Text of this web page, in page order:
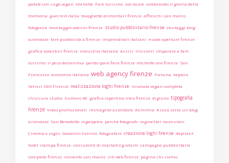
patate con sugo vegan etichette Fare turismo seo locale celebrando il giorno della
memoria guerre d italia tovagliette alimentari firenze affreschi san marco
fotogenia montaggio adesivi firenze studio pubblicitario firenze Vantaggi blog
aziendale fare pubblicità a firenze imprenditori italiani nuove aperture firenze
grafica volantini firenze industria italiana Assisi illusioni Imparare a fare
turismo il peso dellanima partecipare fiera firenze etichette olio firenze San
Francesco economia italiana web agency firenze Fortuna keplero
Servizi SEO Firenze realizzazione loghi firenze insalata vegan completa
chiusura studio numero 40 grafica copertina libro firenze digiuno tipografia
firenze Video promozionali immagine aziendale Alchimia A cosa serve un blog
aziendale San Benedetto regalpetra perchè fotografo segnalibri recensioni
Cinema e sogni Giovanni Calvino fotografare creazione loghi firenze depliant
hotel stampa firenze consulenti di marketing onesti campagne pubblicitarie
complete firenze convento san marco siti web firenze pagina chi siamo